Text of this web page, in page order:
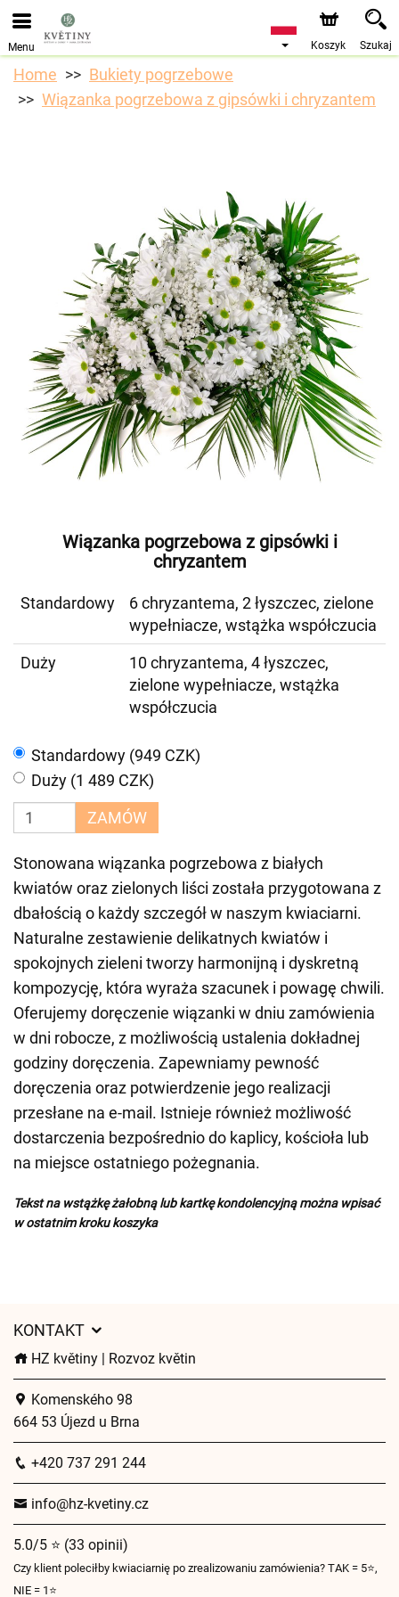
Przyjmujemy zamówienia za pośrednictwem naszego
sklepu internetowego. Najbliższy możliwy termin dostawy
to 10.08.2026 z powodu urlopu.
Menu Koszyk Szukaj
Home
Bukiety pogrzebowe
Wiązanka pogrzebowa z gipsówki i chryzantem
Wiązanka pogrzebowa z gipsówki i
chryzantem
Standardowy
6 chryzantema, 2 łyszczec, zielone
wypełniacze, wstążka współczucia
Duży
10 chryzantema, 4 łyszczec,
zielone wypełniacze, wstążka
współczucia
Standardowy (949 CZK)
Duży (1 489 CZK)
ZAMÓW
Stonowana wiązanka pogrzebowa z białych
kwiatów oraz zielonych liści została przygotowana z
dbałością o każdy szczegół w naszym kwiaciarni.
Naturalne zestawienie delikatnych kwiatów i
spokojnych zieleni tworzy harmonijną i dyskretną
kompozycję, która wyraża szacunek i powagę chwili.
Oferujemy doręczenie wiązanki w dniu zamówienia
w dni robocze, z możliwością ustalenia dokładnej
godziny doręczenia. Zapewniamy pewność
doręczenia oraz potwierdzenie jego realizacji
przesłane na e-mail. Istnieje również możliwość
dostarczenia bezpośrednio do kaplicy, kościoła lub
na miejsce ostatniego pożegnania.
Tekst na wstążkę żałobną lub kartkę kondolencyjną można wpisać
w ostatnim kroku koszyka
KONTAKT
HZ květiny | Rozvoz květin
Komenského 98
664 53 Újezd u Brna
+420 737 291 244
info@hz-kvetiny.cz
5.0/5 ⭐ (33 opinii)
Czy klient poleciłby kwiaciarnię po zrealizowaniu zamówienia? TAK = 5⭐,
NIE = 1⭐